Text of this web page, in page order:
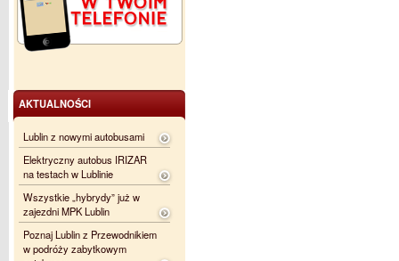
AKTUALNOŚCI
Lublin z nowymi autobusami
Elektryczny autobus IRIZAR
na testach w Lublinie
Wszystkie „hybrydy” już w
zajezdni MPK Lublin
Poznaj Lublin z Przewodnikiem
w podróży zabytkowym